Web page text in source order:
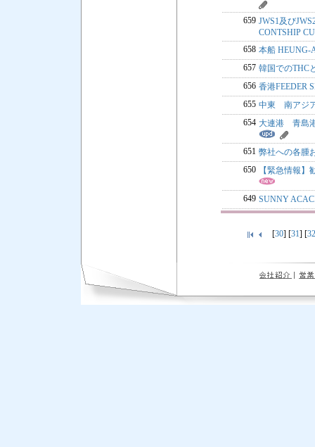
659 JWS1及び
CONTSHIP
658 本船 HEUNG-
657 韓国でのTHC
656 香港FEEDER
655 中東 南アジ
654 大連港 青島
651 弊社への各腫
650
【緊急情報
649 SUNNY
[30] [31] [32